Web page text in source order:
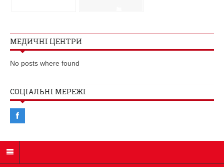
МЕДИЧНІ ЦЕНТРИ
No posts where found
СОЦІАЛЬНІ МЕРЕЖІ